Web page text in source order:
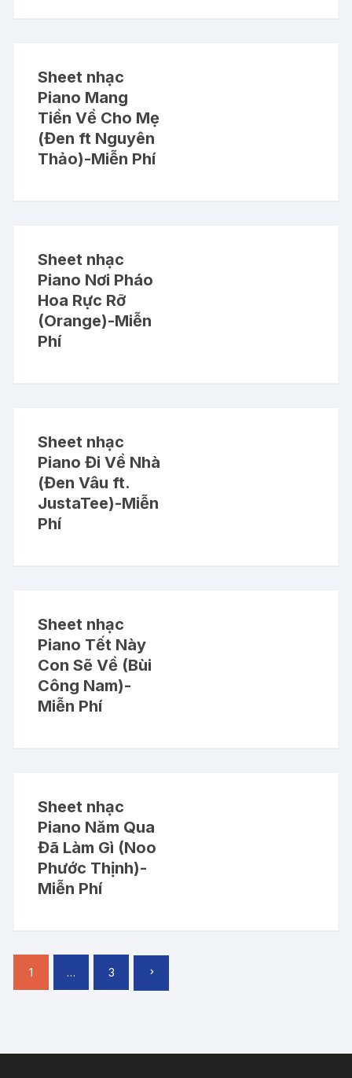
Sheet nhạc
Piano Mang
Tiền Về Cho Mẹ
(Đen ft Nguyên
Thảo)-Miễn Phí
Sheet nhạc
Piano Nơi Pháo
Hoa Rực Rỡ
(Orange)-Miễn
Phí
Sheet nhạc
Piano Đi Về Nhà
(Đen Vâu ft.
JustaTee)-Miễn
Phí
Sheet nhạc
Piano Tết Này
Con Sẽ Về (Bùi
Công Nam)-
Miễn Phí
Sheet nhạc
Piano Năm Qua
Đã Làm Gì (Noo
Phước Thịnh)-
Miễn Phí
hướng
bài
1 … 3